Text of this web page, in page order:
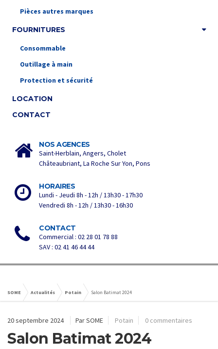
Pièces autres marques
FOURNITURES
Consommable
Outillage à main
Protection et sécurité
LOCATION
CONTACT
NOS AGENCES
Saint-Herblain, Angers, Cholet
Châteaubriant, La Roche Sur Yon, Pons
HORAIRES
Lundi - Jeudi 8h - 12h / 13h30 - 17h30
Vendredi 8h - 12h / 13h30 - 16h30
CONTACT
Commercial : 02 28 01 78 88
SAV : 02 41 46 44 44
SOME Actualités Potain Salon Batimat 2024
20 septembre 2024 Par SOME Potain 0 commentaires
Salon Batimat 2024